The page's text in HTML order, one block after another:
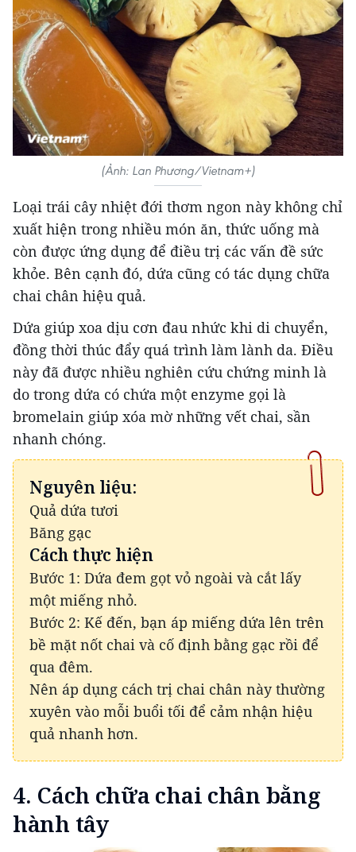
(Ảnh: Lan Phương/Vietnam+)
Loại trái cây nhiệt đới thơm ngon này không chỉ
xuất hiện trong nhiều món ăn, thức uống mà
còn được ứng dụng để điều trị các vấn đề sức
khỏe. Bên cạnh đó, dứa cũng có tác dụng chữa
chai chân hiệu quả.
Dứa giúp xoa dịu cơn đau nhức khi di chuyển,
đồng thời thúc đẩy quá trình làm lành da. Điều
này đã được nhiều nghiên cứu chứng minh là
do trong dứa có chứa một enzyme gọi là
bromelain giúp xóa mờ những vết chai, sần
nhanh chóng.
Nguyên liệu:
Quả dứa tươi
Băng gạc
Cách thực hiện
Bước 1: Dứa đem gọt vỏ ngoài và cắt lấy
một miếng nhỏ.
Bước 2: Kế đến, bạn áp miếng dứa lên trên
bề mặt nốt chai và cố định bằng gạc rồi để
qua đêm.
Nên áp dụng cách trị chai chân này thường
xuyên vào mỗi buổi tối để cảm nhận hiệu
quả nhanh hơn.
4. Cách chữa chai chân bằng
hành tây